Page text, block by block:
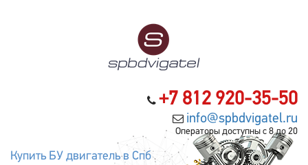
+7 812 920-35-50
info@spbdvigatel.ru
Операторы доступны с 8 до 20
Купить БУ двигатель в Спб